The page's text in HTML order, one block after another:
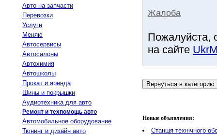
Авто на запчасти
Перевозки
Услуги
Меняю
Автосервисы
Автосалоны
Автохимия
Автошколы
Прокат и аренда
Шины и покрышки
Аудиотехника для авто
Ремонт и техпомощь авто
Автомобильное оборудование
Тюнинг и дизайн авто
Жалоба
Пожалуйста,
на сайте
Новые объявления:
Станція технічного